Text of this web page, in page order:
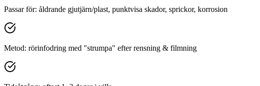
Passar för: åldrande gjutjärn/plast, punktvisa skador, sprickor, korrosion
Metod: rörinfodring med "strumpa" efter rensning & filmning